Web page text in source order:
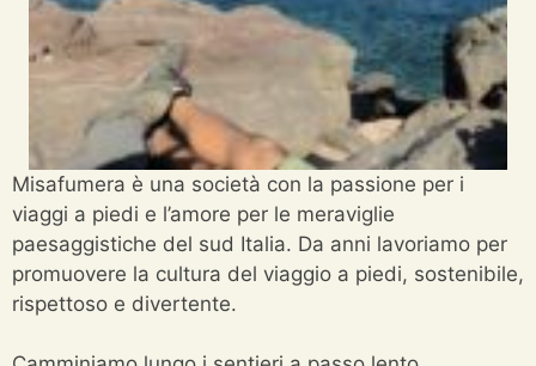
Misafumera è una società con la passione per i
viaggi a piedi e l’amore per le meraviglie
paesaggistiche del sud Italia. Da anni lavoriamo per
promuovere la cultura del viaggio a piedi, sostenibile,
rispettoso e divertente.